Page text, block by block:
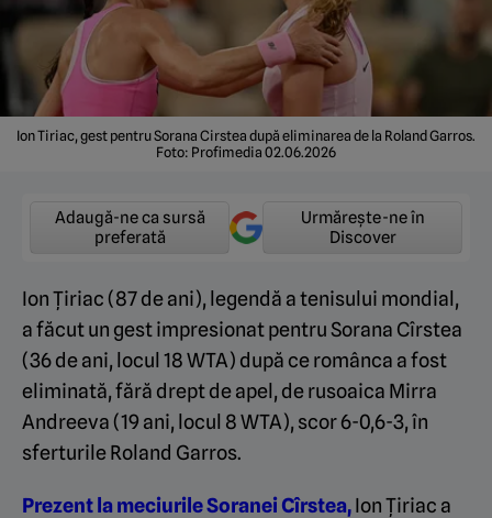
Ion Tiriac, gest pentru Sorana Cirstea după eliminarea de la Roland Garros.
Foto: Profimedia 02.06.2026
Adaugă-ne ca sursă
preferată
Urmărește-ne în
Discover
Ion Țiriac (87 de ani), legendă a tenisului mondial,
a făcut un gest impresionat pentru Sorana Cîrstea
(36 de ani, locul 18 WTA) după ce românca a fost
eliminată, fără drept de apel, de rusoaica Mirra
Andreeva (19 ani, locul 8 WTA), scor 6-0,6-3, în
sferturile Roland Garros.
Prezent la meciurile Soranei Cîrstea,Ion Țiriac a